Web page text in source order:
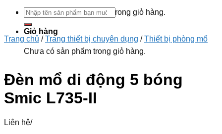
Chưa có sản phẩm trong giỏ hàng.
Giỏ hàng
Chưa có sản phẩm trong giỏ hàng.
Trang chủ / Trang thiết bị chuyên dụng / Thiết bị phòng mổ
Đèn mổ di động 5 bóng
Smic L735-II
Liên hệ/